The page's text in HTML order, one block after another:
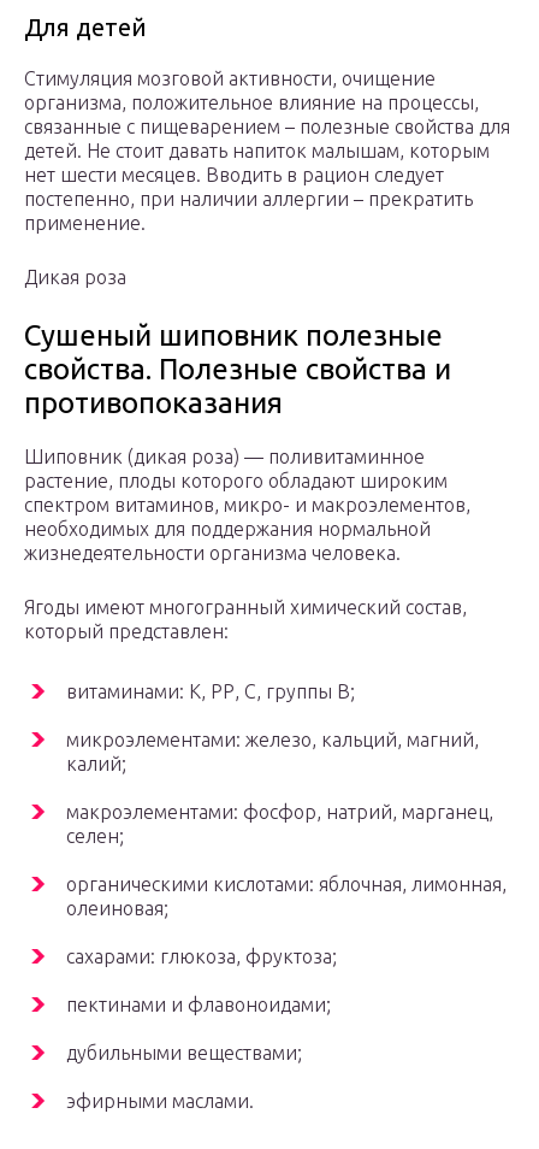
Для детей
Стимуляция мозговой активности, очищение
организма, положительное влияние на процессы,
связанные с пищеварением – полезные свойства для
детей. Не стоит давать напиток малышам, которым
нет шести месяцев. Вводить в рацион следует
постепенно, при наличии аллергии – прекратить
применение.
Дикая роза
Сушеный шиповник полезные
свойства. Полезные свойства и
противопоказания
Шиповник (дикая роза) — поливитаминное
растение, плоды которого обладают широким
спектром витаминов, микро- и макроэлементов,
необходимых для поддержания нормальной
жизнедеятельности организма человека.
Ягоды имеют многогранный химический состав,
который представлен:
витаминами: К, РР, С, группы В;
микроэлементами: железо, кальций, магний,
калий;
макроэлементами: фосфор, натрий, марганец,
селен;
органическими кислотами: яблочная, лимонная,
олеиновая;
сахарами: глюкоза, фруктоза;
пектинами и флавоноидами;
дубильными веществами;
эфирными маслами.